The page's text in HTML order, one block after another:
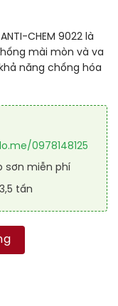
CHEM 9022 là
mài mòn và va
năng chống hóa
0978148125
sơn miễn phí
tấn
ANTI-CHEM 9022 số